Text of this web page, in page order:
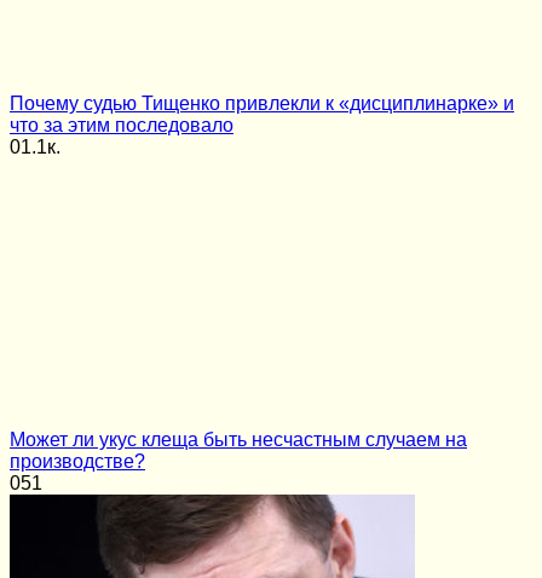
Почему судью Тищенко привлекли к «дисциплинарке» и
что за этим последовало
01.1к.
Может ли укус клеща быть несчастным случаем на
производстве?
051